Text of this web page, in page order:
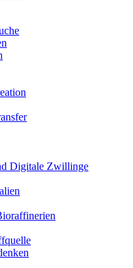
Digitale Zwillinge